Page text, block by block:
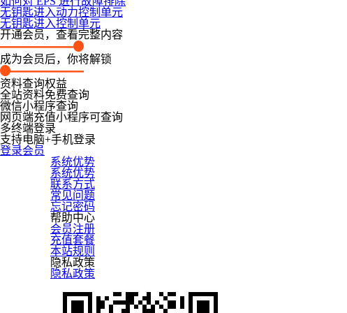
无钥匙进入动力控制单元
无钥匙进入控制单元
开通会员，查看完整内容
成为会员后，你将解锁
资料查询权益
全站资料免费查询
微信小程序查询
网页端充值小程序可查询
多终端登录
支持电脑+手机登录
登录会员
系统优势
系统优势
联系方式
常见问题
忘记密码
帮助中心
会员注册
充值套餐
本站规则
隐私政策
隐私政策